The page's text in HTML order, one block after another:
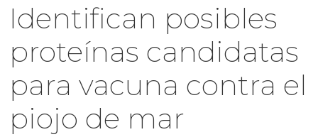
Identifican posibles
proteínas candidatas
para vacuna contra el
piojo de mar